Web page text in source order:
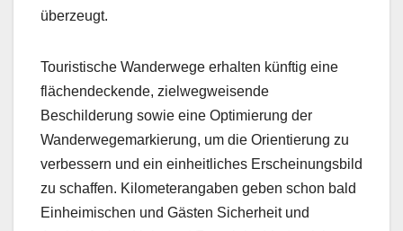
überzeugt.
Touristische Wanderwege erhalten künftig eine
flächendeckende, zielwegweisende
Beschilderung sowie eine Optimierung der
Wanderwegemarkierung, um die Orientierung zu
verbessern und ein einheitliches Erscheinungsbild
zu schaffen. Kilometerangaben geben schon bald
Einheimischen und Gästen Sicherheit und